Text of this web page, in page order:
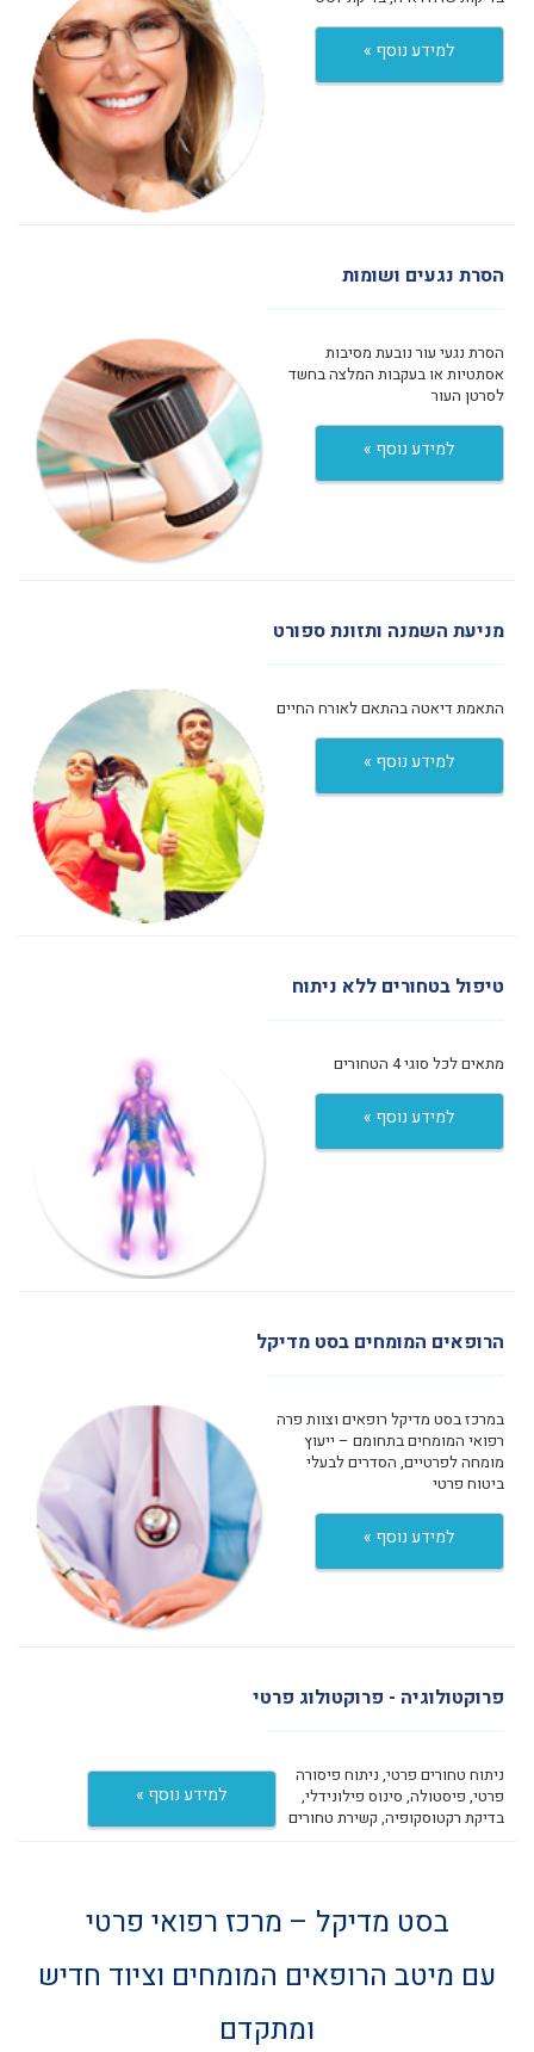
למידע נוסף »
הסרת נגעים ושומות
הסרת נגעי עור נובעת מסיבות
אסתטיות או בעקבות המלצה בחשד
לסרטן העור
למידע נוסף »
מניעת השמנה ותזונת ספורט
התאמת דיאטה בהתאם לאורח החיים
למידע נוסף »
טיפול בטחורים ללא ניתוח
מתאים לכל סוגי 4 הטחורים
למידע נוסף »
הרופאים המומחים בסט מדיקל
במרכז בסט מדיקל רופאים וצוות פרה
רפואי המומחים בתחומם – ייעוץ
מומחה לפרטיים, הסדרים לבעלי
ביטוח פרטי
למידע נוסף »
פרוקטולוגיה - פרוקטולוג פרטי
ניתוח טחורים פרטי, ניתוח פיסורה
פרטי, פיסטולה, סינוס פילונידלי,
בדיקת רקטוסקופיה, קשירת טחורים
למידע נוסף »
בסט מדיקל – מרכז רפואי פרטי
עם מיטב הרופאים המומחים וציוד חדיש
ומתקדם